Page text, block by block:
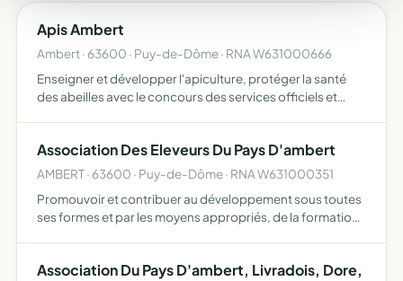
Apis Ambert
Ambert · 63600 · Puy-de-Dôme · RNA W631000666
Enseigner et développer l'apiculture, protéger la santé
des abeilles avec le concours des services officiels et
Association Des Eleveurs Du Pays D'ambert
AMBERT · 63600 · Puy-de-Dôme · RNA W631000351
Promouvoir et contribuer au développement sous toutes
ses formes et par les moyens appropriés, de la formation
Association Du Pays D'ambert, Livradois, Dore,